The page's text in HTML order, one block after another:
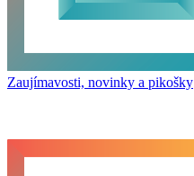
Zaujímavosti, novinky a pikošky